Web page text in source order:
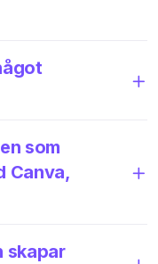
som
Canva,
skapar